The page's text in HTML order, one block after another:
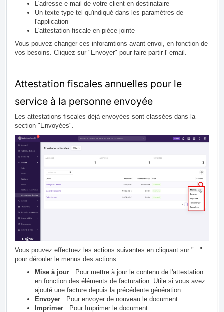
L'adresse e-mail de votre client en destinataire
Un texte type tel qu'indiqué dans les paramètres de
l'application
L'attestation fiscale en pièce jointe
Vous pouvez changer ces inforamtions avant envoi, en fonction de
vos besoins. Cliquez sur "Envoyer" pour faire partir l'-email.
Attestation fiscales annuelles pour le
service à la personne envoyée
Les attestations fiscales déjà envoyées sont classées dans la
section "Envoyées".
Vous pouvez effectuez les actions suivantes en cliquant sur "..."
pour dérouler le menus des actions :
Mise à jour : Pour mettre à jour le contenu de l'attestation
en fonction des éléments de facturation. Utile si vous avez
ajouté une facture depuis la précédente génération.
Envoyer : Pour envoyer de nouveau le document
Imprimer : Pour Imprimer le document